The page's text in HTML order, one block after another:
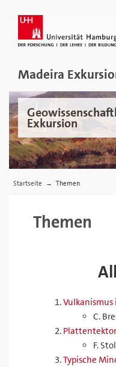
Madeira
Exkursion
Startseite → Themen
Themen
Vulkanismus
C.
F.
Typische